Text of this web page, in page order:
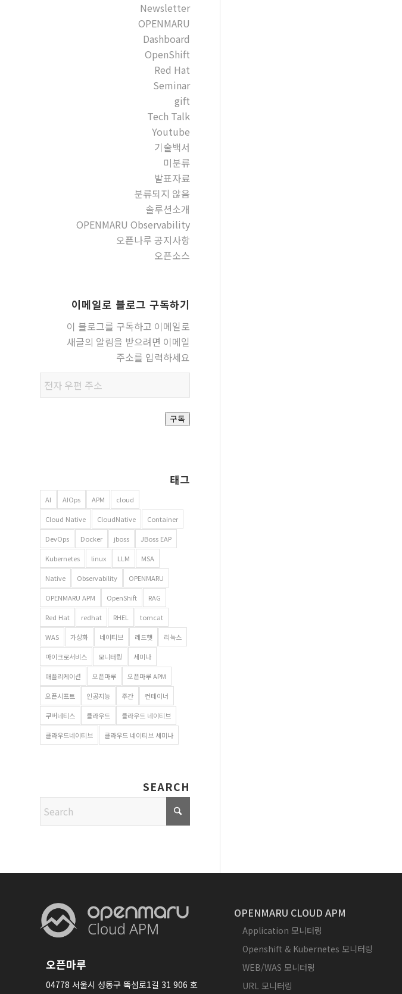
Newsletter
OPENMARU
Dashboard
OpenShift
Red Hat
Seminar
gift
Tech Talk
Youtube
기술백서
미분류
발표자료
분류되지 않음
솔루션소개
OPENMARU Observability
오픈나루 공지사항
오픈소스
이메일로 블로그 구독하기
이 블로그를 구독하고 이메일로
새글의 알림을 받으려면 이메일
주소를 입력하세요
우편
주소
구독
태그
AI AIOps APM cloud
Cloud Native CloudNative Container
DevOps Docker jboss JBoss EAP
Kubernetes linux LLM MSA
Native Observability OPENMARU
OPENMARU APM OpenShift RAG
Red Hat redhat RHEL tomcat
WAS 가상화 네이티브 레드햇 리눅스
마이크로서비스 모니터링 세미나
애플리케이션 오픈마루 오픈마루 APM
오픈시프트 인공지능 주간 컨테이너
쿠버네티스 클라우드 클라우드 네이티브
클라우드네이티브 클라우드 네이티브 세미나
SEARCH
오픈마루
04778 서울시 성동구 뚝섬로1길 31 906 호
OPENMARU CLOUD APM
Application 모니터링
Openshift & Kubernetes 모니터링
WEB/WAS 모니터링
URL 모니터링